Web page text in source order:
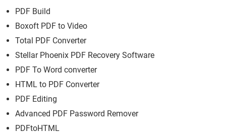
PDF Build
Boxoft PDF to Video
Total PDF Converter
Stellar Phoenix PDF Recovery Software
PDF To Word converter
HTML to PDF Converter
PDF Editing
Advanced PDF Password Remover
PDFtoHTML